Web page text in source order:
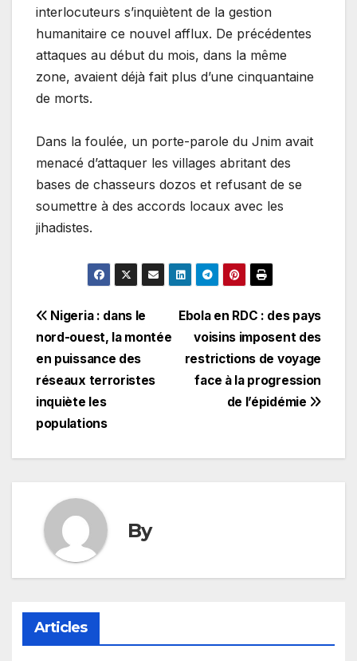
interlocuteurs s’inquiètent de la gestion
humanitaire ce nouvel afflux. De précédentes
attaques au début du mois, dans la même
zone, avaient déjà fait plus d’une cinquantaine
de morts.
Dans la foulée, un porte-parole du Jnim avait
menacé d’attaquer les villages abritant des
bases de chasseurs dozos et refusant de se
soumettre à des accords locaux avec les
jihadistes.
Navigation
de
l’article
Ebola en RDC : des pays
voisins imposent des
restrictions de voyage
face à la progression
de l’épidémie
Nigeria : dans le
nord-ouest, la montée
en puissance des
réseaux terroristes
inquiète les
populations
By
Articles